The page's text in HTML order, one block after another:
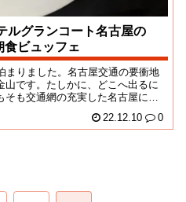
ルグランコート名古屋の
食ビュッフェ
まりました。名古屋交通の要衝地
山です。たしかに、どこへ出るに
も交通網の充実した名古屋にお
22.12.10 0